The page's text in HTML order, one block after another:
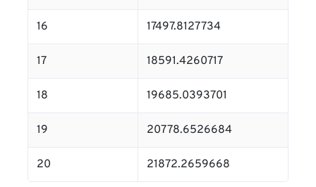
16 17497.8127734
17 18591.4260717
18 19685.0393701
19 20778.6526684
20 21872.2659668